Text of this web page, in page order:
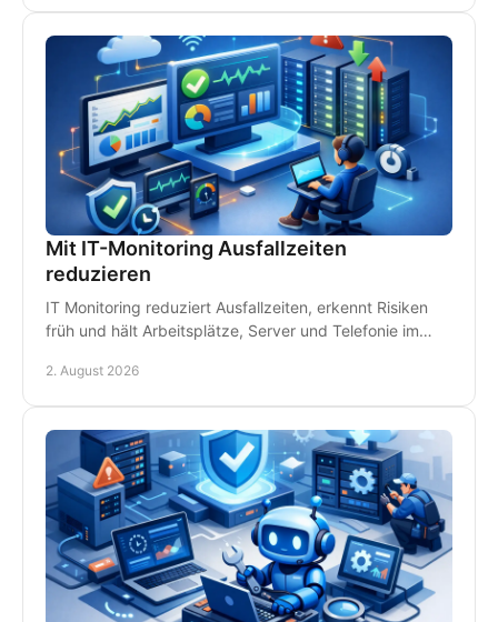
Mit IT-Monitoring Ausfallzeiten
reduzieren
IT Monitoring reduziert Ausfallzeiten, erkennt Risiken
früh und hält Arbeitsplätze, Server und Telefonie im
2. August 2026